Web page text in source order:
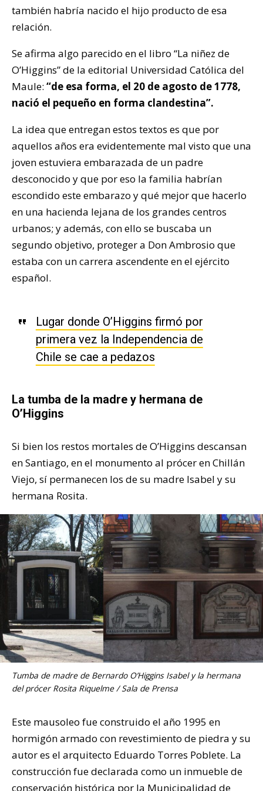
también habría nacido el hijo producto de esa
relación.
Se afirma algo parecido en el libro “La niñez de
O’Higgins” de la editorial Universidad Católica del
Maule: “de esa forma, el 20 de agosto de 1778,
nació el pequeño en forma clandestina”.
La idea que entregan estos textos es que por
aquellos años era evidentemente mal visto que una
joven estuviera embarazada de un padre
desconocido y que por eso la familia habrían
escondido este embarazo y qué mejor que hacerlo
en una hacienda lejana de los grandes centros
urbanos; y además, con ello se buscaba un
segundo objetivo, proteger a Don Ambrosio que
estaba con un carrera ascendente en el ejército
español.
Lugar donde O’Higgins firmó por
primera vez la Independencia de
Chile se cae a pedazos
La tumba de la madre y hermana de
O’Higgins
Si bien los restos mortales de O’Higgins descansan
en Santiago, en el monumento al prócer en Chillán
Viejo, sí permanecen los de su madre Isabel y su
hermana Rosita.
Tumba de madre de Bernardo O’Higgins Isabel y la hermana
del prócer Rosita Riquelme / Sala de Prensa
Este mausoleo fue construido el año 1995 en
hormigón armado con revestimiento de piedra y su
autor es el arquitecto Eduardo Torres Poblete. La
construcción fue declarada como un inmueble de
conservación histórica por la Municipalidad de